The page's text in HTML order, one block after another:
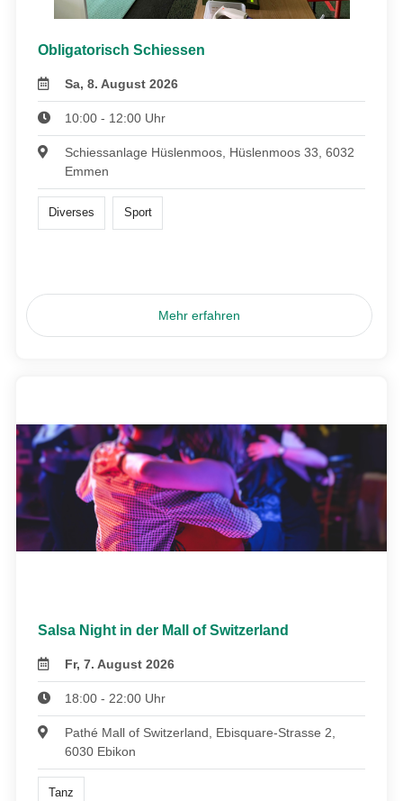
Obligatorisch Schiessen
Sa, 8. August 2026
10:00 - 12:00 Uhr
Schiessanlage Hüslenmoos, Hüslenmoos 33, 6032
Emmen
Diverses Sport
Mehr erfahren
Salsa Night in der Mall of Switzerland
Fr, 7. August 2026
18:00 - 22:00 Uhr
Pathé Mall of Switzerland, Ebisquare-Strasse 2,
6030 Ebikon
Tanz